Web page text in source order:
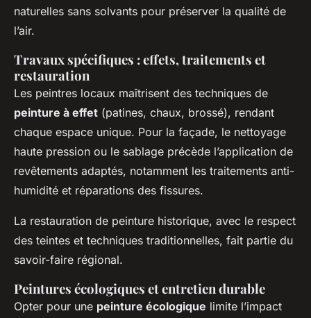
naturelles sans solvants pour préserver la qualité de
l’air.
Travaux spécifiques : effets, traitements et
restauration
Les peintres locaux maîtrisent des techniques de
peinture à effet (patines, chaux, brossé), rendant
chaque espace unique. Pour la façade, le nettoyage
haute pression ou le sablage précède l’application de
revêtements adaptés, notamment les traitements anti-
humidité et réparations des fissures.
La restauration de peinture historique, avec le respect
des teintes et techniques traditionnelles, fait partie du
savoir-faire régional.
Peintures écologiques et entretien durable
Opter pour une peinture écologique limite l’impact